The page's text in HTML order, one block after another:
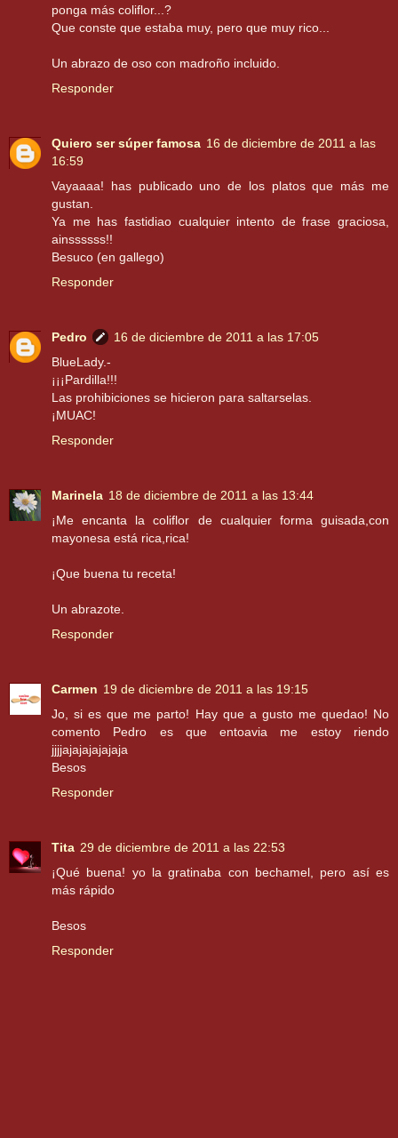
ponga más coliflor...?
Que conste que estaba muy, pero que muy rico...
Un abrazo de oso con madroño incluido.
Responder
Quiero ser súper famosa 16 de diciembre de 2011 a las
16:59
Vayaaaa! has publicado uno de los platos que más me
gustan.
Ya me has fastidiao cualquier intento de frase graciosa,
ainssssss!!
Besuco (en gallego)
Responder
Pedro
16 de diciembre de 2011 a las 17:05
BlueLady.-
¡¡¡Pardilla!!!
Las prohibiciones se hicieron para saltarselas.
¡MUAC!
Responder
Marinela 18 de diciembre de 2011 a las 13:44
¡Me encanta la coliflor de cualquier forma guisada,con
mayonesa está rica,rica!
¡Que buena tu receta!
Un abrazote.
Responder
Carmen 19 de diciembre de 2011 a las 19:15
Jo, si es que me parto! Hay que a gusto me quedao! No
comento Pedro es que entoavia me estoy riendo
jjjjajajajajajaja
Besos
Responder
Tita 29 de diciembre de 2011 a las 22:53
¡Qué buena! yo la gratinaba con bechamel, pero así es
más rápido
Besos
Responder